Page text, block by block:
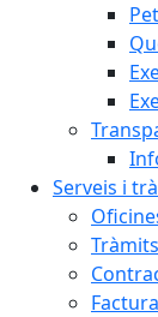
Serveis i